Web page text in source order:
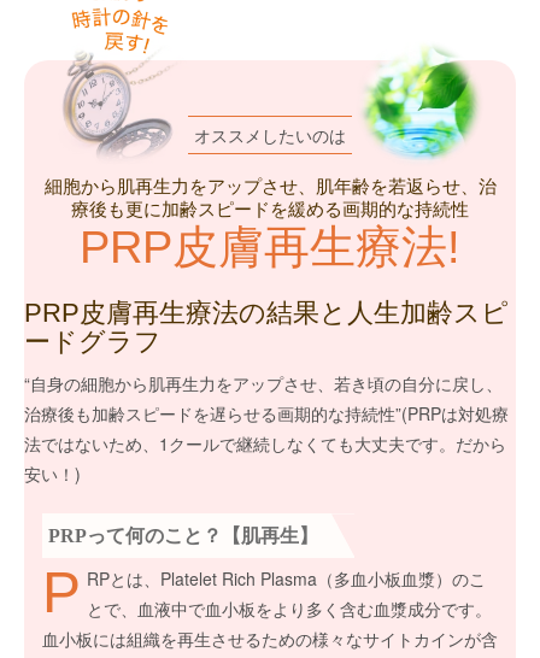
オススメしたいのは
細胞から肌再生力をアップさせ、肌年齢を若返らせ、治
療後も更に加齢スピードを緩める画期的な持続性
PRP皮膚再生療法!
PRP皮膚再生療法の結果と人生加齢スピ
ードグラフ
“自身の細胞から肌再生力をアップさせ、若き頃の自分に戻し、
治療後も加齢スピードを遅らせる画期的な持続性”(PRPは対処療
法ではないため、1クールで継続しなくても大丈夫です。だから
安い！)
PRPって何のこと？【肌再生】
P RPとは、Platelet Rich Plasma（多血小板血漿）のこ
とで、血液中で血小板をより多く含む血漿成分です。
血小板には組織を再生させるための様々なサイトカインが含